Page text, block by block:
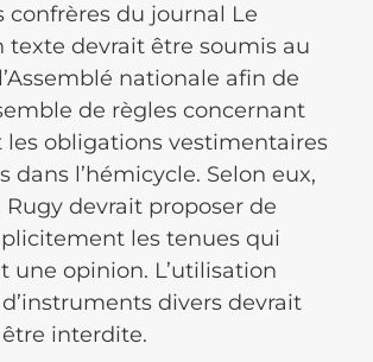
confrères du journal Le
texte devrait être soumis au
nationale afin de
de règles concernant
les obligations vestimentaires
dans l’hémicycle. Selon eux,
Rugy devrait proposer de
les tenues qui
une opinion. L’utilisation
divers devrait
interdite.